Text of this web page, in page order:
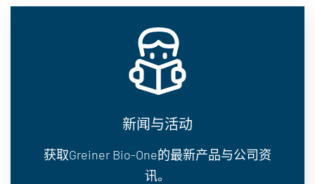
新闻与活动
获取Greiner Bio-One的最新产品与公司资
讯。